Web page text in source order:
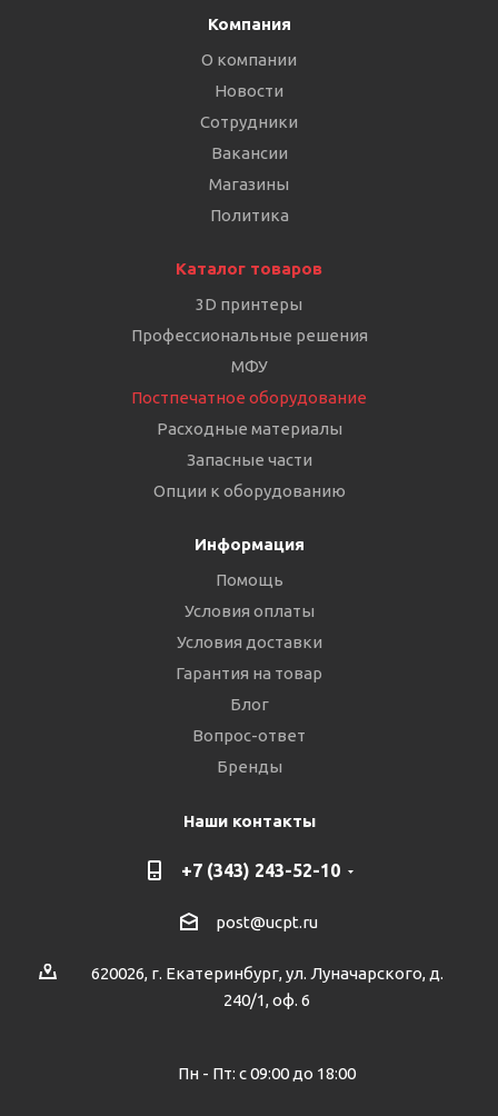
Компания
О компании
Новости
Сотрудники
Вакансии
Магазины
Политика
Каталог товаров
3D принтеры
Профессиональные решения
МФУ
Постпечатное оборудование
Расходные материалы
Запасные части
Опции к оборудованию
Информация
Помощь
Условия оплаты
Условия доставки
Гарантия на товар
Блог
Вопрос-ответ
Бренды
Наши контакты
+7 (343) 243-52-10
post@ucpt.ru
620026, г. Екатеринбург, ул. Луначарского, д.
240/1, оф. 6
Пн - Пт: с 09:00 до 18:00